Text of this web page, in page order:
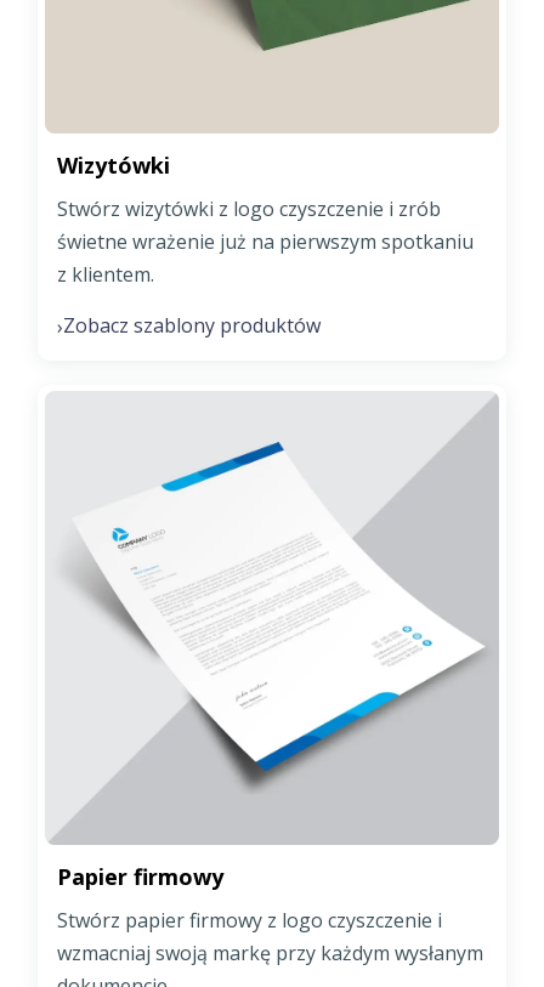
Wizytówki
Stwórz wizytówki z logo czyszczenie i zrób
świetne wrażenie już na pierwszym spotkaniu
z klientem.
›Zobacz szablony produktów
Papier firmowy
Stwórz papier firmowy z logo czyszczenie i
wzmacniaj swoją markę przy każdym wysłanym